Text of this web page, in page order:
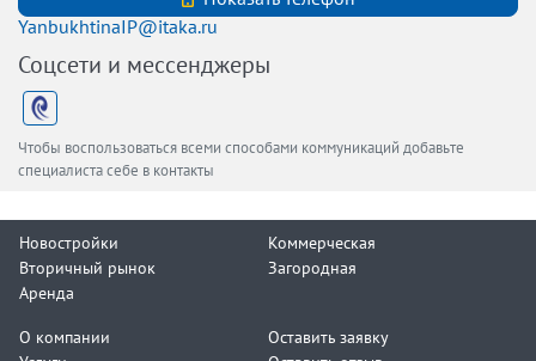
YanbukhtinaIP@itaka.ru
Соцсети и мессенджеры
Чтобы воспользоваться всеми способами коммуникаций добавьте
специалиста себе в контакты
Новостройки
Вторичный рынок
Аренда
Коммерческая
Загородная
О компании
Оставить заявку